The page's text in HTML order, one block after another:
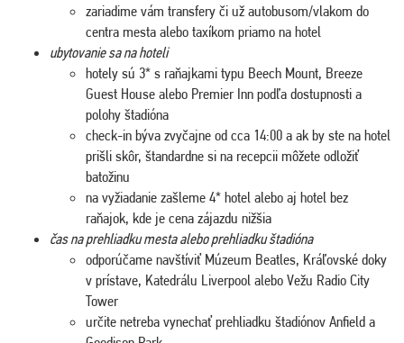
zariadime vám transfery či už autobusom/vlakom do
centra mesta alebo taxíkom priamo na hotel
ubytovanie sa na hoteli
hotely sú 3* s raňajkami typu Beech Mount, Breeze
Guest House alebo Premier Inn podľa dostupnosti a
polohy štadióna
check-in býva zvyčajne od cca 14:00 a ak by ste na hotel
prišli skôr, štandardne si na recepcii môžete odložiť
batožinu
na vyžiadanie zašleme 4* hotel alebo aj hotel bez
raňajok, kde je cena zájazdu nižšia
čas na prehliadku mesta alebo prehliadku štadióna
odporúčame navštíviť Múzeum Beatles, Kráľovské doky
v prístave, Katedrálu Liverpool alebo Vežu Radio City
Tower
určite netreba vynechať prehliadku štadiónov Anfield a